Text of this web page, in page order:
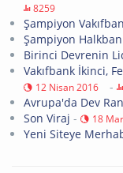
8259
Şampiyon
Şampiyon
Birinci Devrenin
Vakıfbank İkinci,
12 Nisan 2016 -
Avrupa'da Dev
Son Viraj - 18
Yeni Siteye